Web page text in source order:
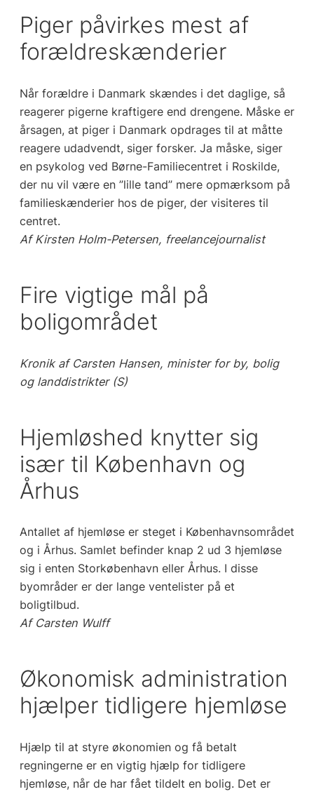
Piger påvirkes mest af
forældreskænderier
Når forældre i Danmark skændes i det daglige, så
reagerer pigerne kraftigere end drengene. Måske er
årsagen, at piger i Danmark opdrages til at måtte
reagere udadvendt, siger forsker. Ja måske, siger
en psykolog ved Børne-Familiecentret i Roskilde,
der nu vil være en ”lille tand” mere opmærksom på
familieskænderier hos de piger, der visiteres til
centret.
Af Kirsten Holm-Petersen, freelancejournalist
Fire vigtige mål på
boligområdet
Kronik af Carsten Hansen, minister for by, bolig
og landdistrikter (S)
Hjemløshed knytter sig
især til København og
Århus
Antallet af hjemløse er steget i Københavnsområdet
og i Århus. Samlet befinder knap 2 ud 3 hjemløse
sig i enten Storkøbenhavn eller Århus. I disse
byområder er der lange ventelister på et
boligtilbud.
Af Carsten Wulff
Økonomisk administration
hjælper tidligere hjemløse
Hjælp til at styre økonomien og få betalt
regningerne er en vigtig hjælp for tidligere
hjemløse, når de har fået tildelt en bolig. Det er